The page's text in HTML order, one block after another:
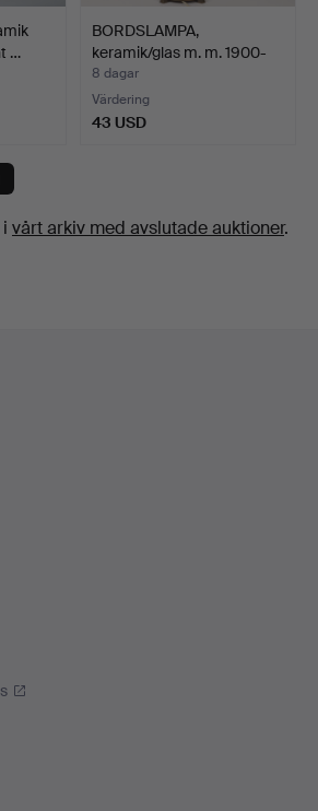
…
BORDSLAMPA,
keramik/glas m. m. 1900-
tal.
8 dagar
Värdering
43 USD
vårt arkiv med avslutade auktioner.